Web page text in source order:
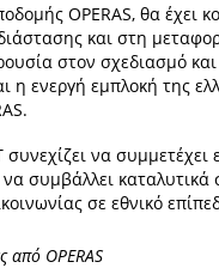
OPERAS, θα έχει
και στη
στον σχεδιασμό
ενεργή εμπλοκή της
να
συμβάλλει
σε εθνικό
από OPERAS